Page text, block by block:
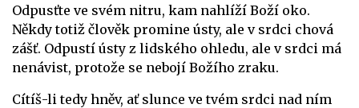
Odpusťte ve svém nitru, kam nahlíží Boží oko.
Někdy totiž člověk promine ústy, ale v srdci chová
zášť. Odpustí ústy z lidského ohledu, ale v srdci má
nenávist, protože se nebojí Božího zraku.
Cítíš-li tedy hněv, ať slunce ve tvém srdci nad ním